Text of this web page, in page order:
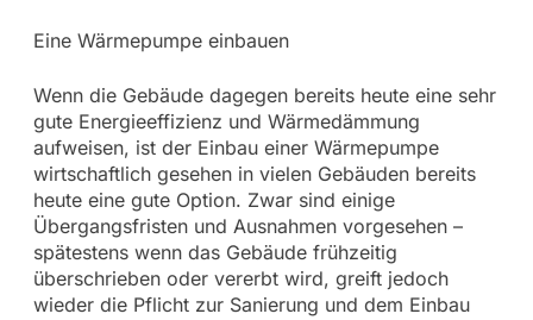
Eine Wärmepumpe einbauen
Wenn die Gebäude dagegen bereits heute eine sehr
gute Energieeffizienz und Wärmedämmung
aufweisen, ist der Einbau einer Wärmepumpe
wirtschaftlich gesehen in vielen Gebäuden bereits
heute eine gute Option. Zwar sind einige
Übergangsfristen und Ausnahmen vorgesehen –
spätestens wenn das Gebäude frühzeitig
überschrieben oder vererbt wird, greift jedoch
wieder die Pflicht zur Sanierung und dem Einbau